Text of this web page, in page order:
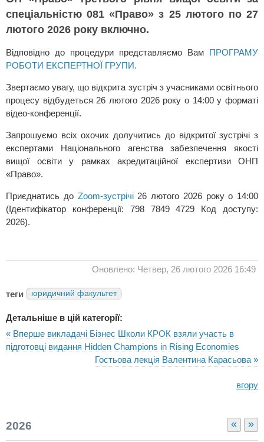
спеціальністю 081 «Право» з 25 лютого по 27
лютого 2026 року включно.
Відповідно до процедури представляємо Вам ПРОГРАМУ
РОБОТИ ЕКСПЕРТНОЇ ГРУПИ.
Звертаємо увагу, що відкрита зустріч з учасниками освітнього
процесу відбудеться 26 лютого 2026 року о 14:00 у форматі
відео-конференції.
Запрошуємо всіх охочих долучитись до відкритої зустрічі з
експертами Національного агенства забезпечення якості
вищої освіти у рамках акредитаційної експертизи ОНП
«Право».
Приєднатись до Zoom-зустрічі26 лютого 2026 року о 14:00
(Ідентифікатор конференції: 798 7849 4729 Код доступу:
2026).
Оновлено: Четвер, 26 лютого 2026 16:49
теги юридичний факультет
Детальніше в цій категорії:
« Вперше викладачі Бізнес Школи КРОК взяли участь в
підготовці видання Hidden Champions in Rising Economies
Гостьова лекція Валентина Карасьова »
вгору
« »
2026